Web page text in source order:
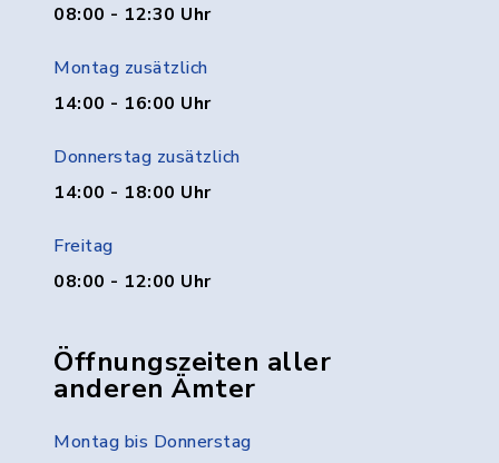
08:00 - 12:30 Uhr
Montag zusätzlich
14:00 - 16:00 Uhr
Donnerstag zusätzlich
14:00 - 18:00 Uhr
Freitag
08:00 - 12:00 Uhr
Öffnungszeiten aller
anderen Ämter
Montag bis Donnerstag